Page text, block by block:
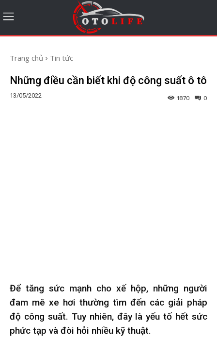
Trang chủ Tin tức
Những điều cần biết khi độ công suất ô tô
13/05/2022 0
1870
Để tăng sức mạnh cho xế hộp, những người
đam mê xe hơi thường tìm đến các giải pháp
độ công suất. Tuy nhiên, đây là yếu tố hết sức
phức tạp và đòi hỏi nhiều kỹ thuật.